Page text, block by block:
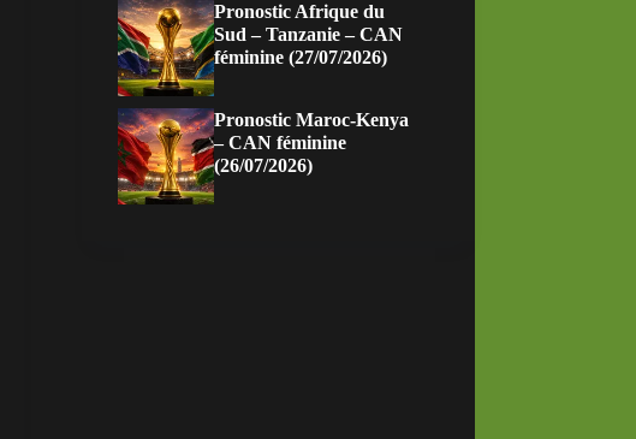
Pronostic Afrique du
Sud – Tanzanie – CAN
féminine (27/07/2026)
Pronostic Maroc-Kenya
– CAN féminine
(26/07/2026)